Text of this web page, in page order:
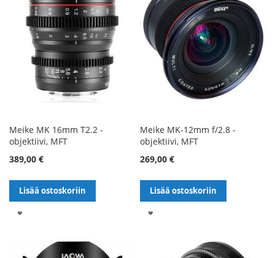
Meike MK 16mm T2.2 -
objektiivi, MFT
389,00 €
Lisää ostoskoriin
Meike MK-12mm f/2.8 -
objektiivi, MFT
269,00 €
Lisää ostoskoriin